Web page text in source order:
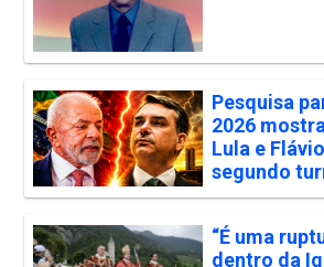
Pesquisa
2026
Lula e
segundo
“É uma
dentro da